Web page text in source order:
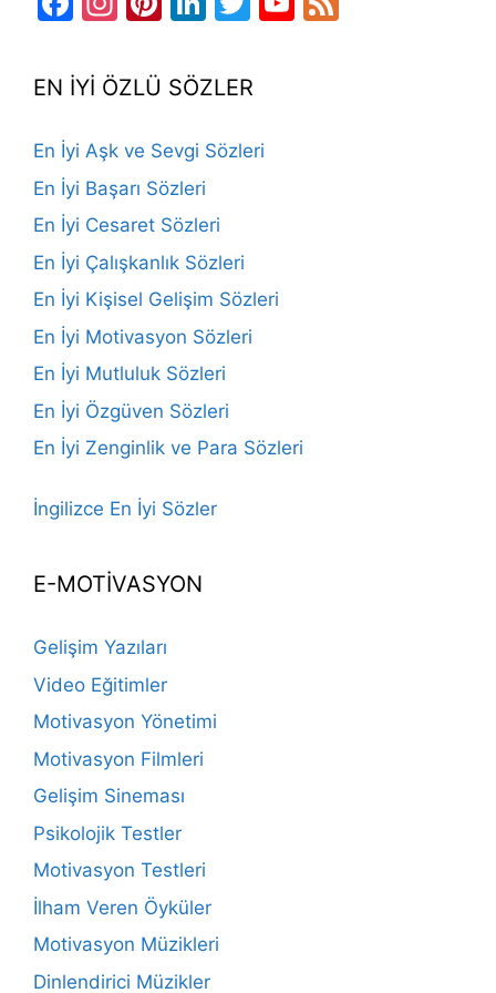
EN İYİ ÖZLÜ SÖZLER
En İyi Aşk ve Sevgi Sözleri
En İyi Başarı Sözleri
En İyi Cesaret Sözleri
En İyi Çalışkanlık Sözleri
En İyi Kişisel Gelişim Sözleri
En İyi Motivasyon Sözleri
En İyi Mutluluk Sözleri
En İyi Özgüven Sözleri
En İyi Zenginlik ve Para Sözleri
İngilizce En İyi Sözler
E-MOTİVASYON
Gelişim Yazıları
Video Eğitimler
Motivasyon Yönetimi
Motivasyon Filmleri
Gelişim Sineması
Psikolojik Testler
Motivasyon Testleri
İlham Veren Öyküler
Motivasyon Müzikleri
Dinlendirici Müzikler